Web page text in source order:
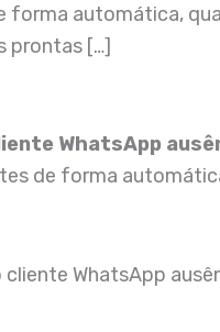
forma automática,
prontas […]
WhatsApp
de forma
WhatsApp